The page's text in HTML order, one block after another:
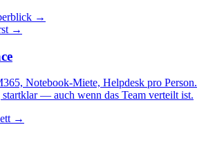
→
→
Notebook-Miete, Helpdesk pro Person.
— auch wenn das Team verteilt ist.
→